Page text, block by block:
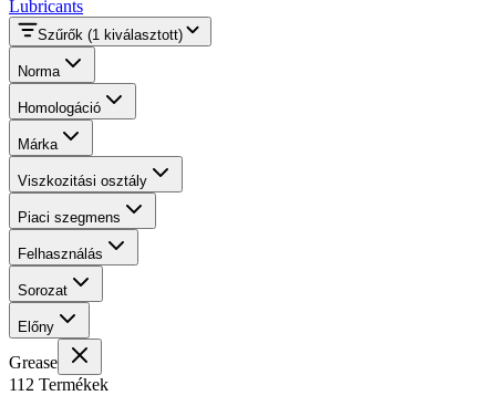
Lubricants
Szűrők (1 kiválasztott)
Norma
Homologáció
Márka
Viszkozitási osztály
Piaci szegmens
Felhasználás
Sorozat
Előny
Grease
112 Termékek